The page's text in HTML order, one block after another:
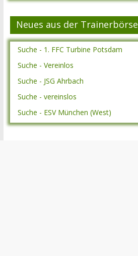
Neues aus der Trainerbörse
Suche - 1. FFC Turbine Potsdam
Suche - Vereinlos
Suche - JSG Ahrbach
Suche - vereinslos
Suche - ESV München (West)